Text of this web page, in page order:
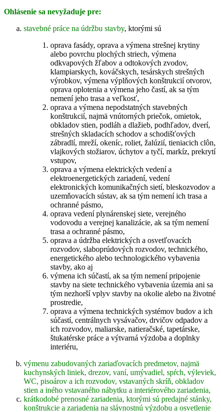
Ohlásenie sa nevyžaduje pre:
stavebné práce na údržbu stavby, ktorými sú
oprava fasády, oprava a výmena strešnej krytiny
alebo povrchu plochých striech, výmena
odkvapových žľabov a odtokových zvodov,
klampiarskych, kováčskych, tesárskych strešných
výrobkov, výmena výplňových konštrukcií otvorov,
oprava oplotenia a výmena jeho častí, ak sa tým
nemení jeho trasa a veľkosť,
oprava a výmena nepodstatných stavebných
konštrukcií, najmä vnútorných priečok, omietok,
obkladov stien, podláh a dlažieb, podhľadov, dverí,
strešných skladacích schodov a schodišťových
zábradlí, mreží, okeníc, roliet, žalúzií, tieniacich clôn,
vlajkových stožiarov, úchytov a tyčí, markíz, prekrytí
vstupov,
oprava a výmena elektrických vedení a
elektroenergetických zariadení, vedení
elektronických komunikačných sietí, bleskozvodov a
uzemňovacích sústav, ak sa tým nemení ich trasa a
ochranné pásmo,
oprava vedení plynárenskej siete, verejného
vodovodu a verejnej kanalizácie, ak sa tým nemení
trasa a ochranné pásmo,
oprava a údržba elektrických a osvetľovacích
rozvodov, slaboprúdových rozvodov, technického,
energetického alebo technologického vybavenia
stavby, ako aj
výmena ich súčastí, ak sa tým nemení pripojenie
stavby na siete technického vybavenia územia ani sa
tým nezhorší vplyv stavby na okolie alebo na životné
prostredie,
oprava a výmena technických systémov budov a ich
súčastí, centrálnych vysávačov, drvičov odpadov a
ich rozvodov, maliarske, natieračské, tapetárske,
štukatérske práce a výtvarná výzdoba a doplnky
interiéru,
výmenu zabudovaných zariaďovacích predmetov, najmä
kuchynských liniek, drezov, vaní, umývadiel, spŕch, výleviek,
WC, pisoárov a ich rozvodov, vstavaných skríň, obkladov
stien a iného vstavaného nábytku a interiérového zariadenia,
krátkodobé prenosné zariadenia, ktorými sú predajné stánky,
konštrukcie a zariadenia na slávnostnú výzdobu a osvetlenie